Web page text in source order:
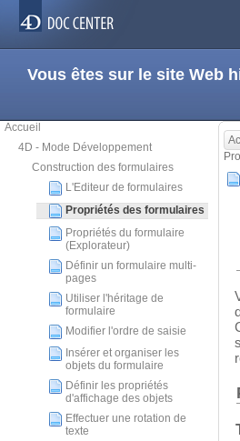
Vous êtes sur le site Web
Accueil
4D - Mode Développement
Construction des formulaires
L'Editeur de formulaires
Propriétés des formulaires
Propriétés du formulaire
(Explorateur)
Définir un formulaire multi-
pages
Utiliser l'héritage de
formulaire
Modifier l'ordre de saisie
Insérer et organiser les
objets du formulaire
Définir les propriétés
d'affichage des objets
Effectuer une rotation de
texte